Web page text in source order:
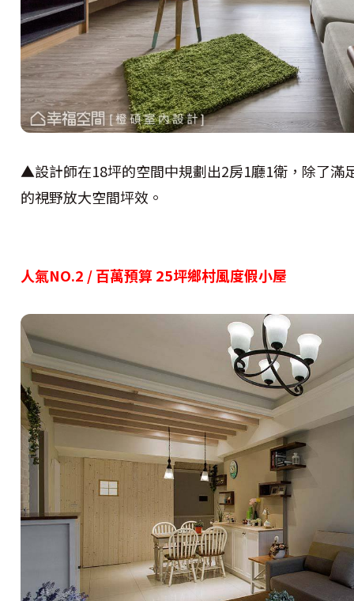
▲設計師在18坪的空間中規劃出2房1廳1衛，除了滿
的視野放大空間坪效。
人氣NO.2 / 百萬預算 25坪鄉村風度假小屋